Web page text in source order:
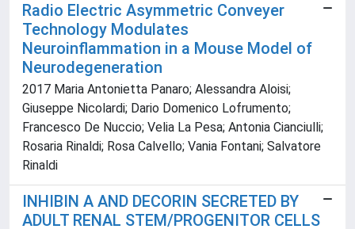
Radio Electric Asymmetric Conveyer
Technology Modulates
Neuroinflammation in a Mouse Model of
Neurodegeneration
2017 Maria Antonietta Panaro; Alessandra Aloisi;
Giuseppe Nicolardi; Dario Domenico Lofrumento;
Francesco De Nuccio; Velia La Pesa; Antonia Cianciulli;
Rosaria Rinaldi; Rosa Calvello; Vania Fontani; Salvatore
Rinaldi
INHIBIN A AND DECORIN SECRETED BY
ADULT RENAL STEM/PROGENITOR CELLS